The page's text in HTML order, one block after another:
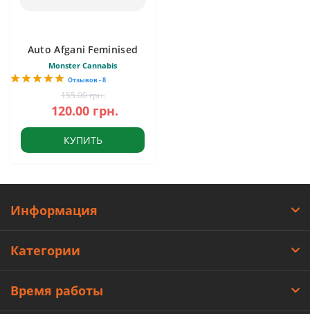
Auto Afgani Feminised
Monster Cannabis
Отзывов - 8
155.00 грн.
120.00 грн.
КУПИТЬ
Информация
Категории
Время работы